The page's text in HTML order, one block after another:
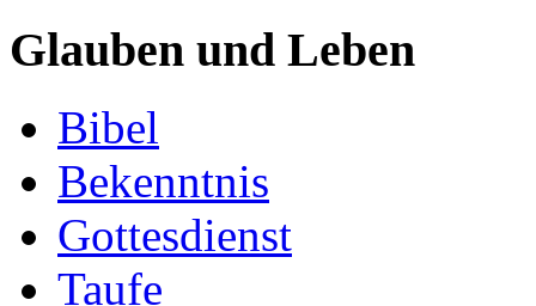
Glauben und Leben
Bibel
Bekenntnis
Gottesdienst
Taufe